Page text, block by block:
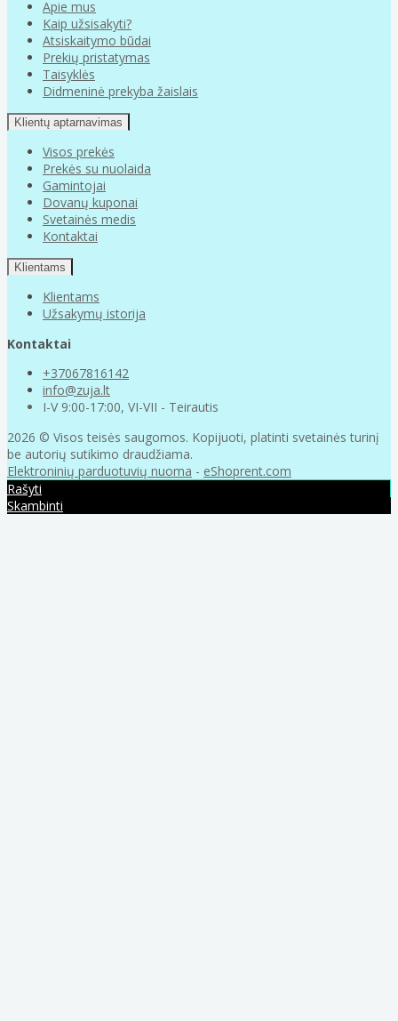
Apie mus
Kaip užsisakyti?
Atsiskaitymo būdai
Prekių pristatymas
Taisyklės
Didmeninė prekyba žaislais
Klientų aptarnavimas
Visos prekės
Prekės su nuolaida
Gamintojai
Dovanų kuponai
Svetainės medis
Kontaktai
Klientams
Klientams
Užsakymų istorija
Kontaktai
+37067816142
info@zuja.lt
I-V 9:00-17:00, VI-VII - Teirautis
2026 © Visos teisės saugomos. Kopijuoti, platinti svetainės turinį
be autorių sutikimo draudžiama.
Elektroninių parduotuvių nuoma - eShoprent.com
Rašyti
Skambinti